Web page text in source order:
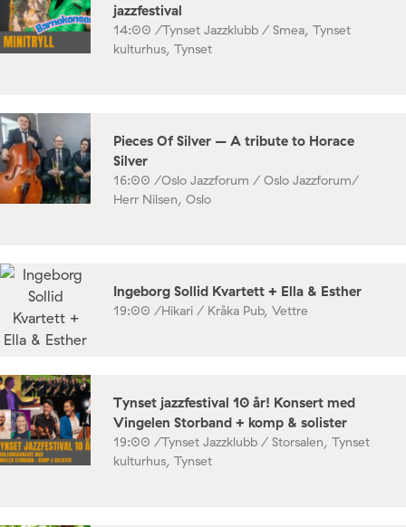
jazzfestival
14:00 /Tynset Jazzklubb / Smea, Tynset
kulturhus, Tynset
Pieces Of Silver – A tribute to Horace
Silver
16:00 /Oslo Jazzforum / Oslo Jazzforum/
Herr Nilsen, Oslo
Ingeborg Sollid Kvartett + Ella & Esther
19:00 /Hikari / Kråka Pub, Vettre
Tynset jazzfestival 10 år! Konsert med
Vingelen Storband + komp & solister
19:00 /Tynset Jazzklubb / Storsalen, Tynset
kulturhus, Tynset